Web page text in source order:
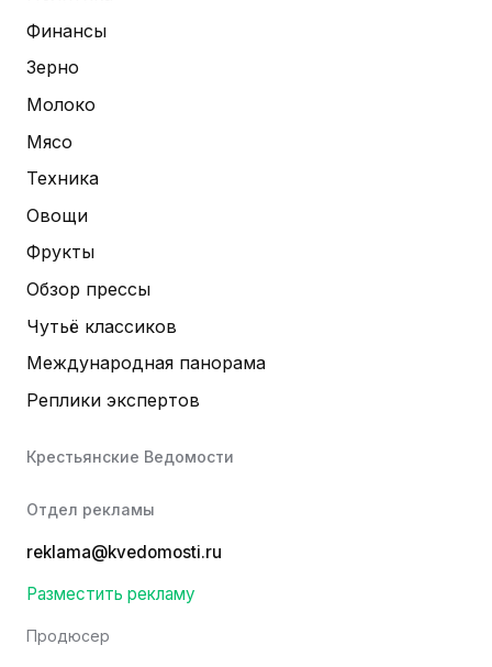
Финансы
Зерно
Молоко
Мясо
Техника
Овощи
Фрукты
Обзор прессы
Чутьё классиков
Международная панорама
Реплики экспертов
Крестьянские Ведомости
Отдел рекламы
reklama@kvedomosti.ru
Разместить рекламу
Продюсер